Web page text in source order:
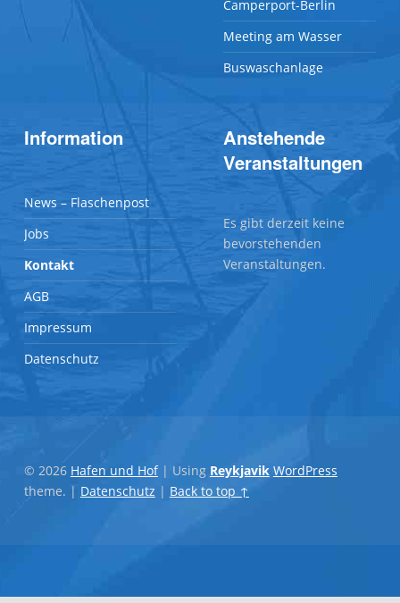
Camperport-Berlin
Meeting am Wasser
Buswaschanlage
Information
News – Flaschenpost
Jobs
Kontakt
AGB
Impressum
Datenschutz
Anstehende
Veranstaltungen
Es gibt derzeit keine
bevorstehenden
Veranstaltungen.
© 2026 Hafen und Hof | Using Reykjavik WordPress
theme. | Datenschutz | Back to top ↑